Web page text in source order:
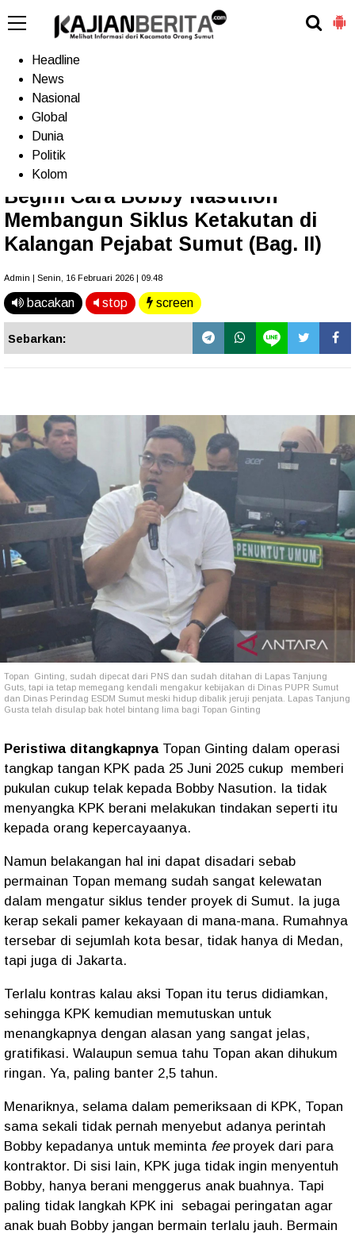
Home
Headline
News
Nasional
Global
Dunia
Politik
Kolom
Terkini
Begini Cara Bobby Nasution
Membangun Siklus Ketakutan di
Kalangan Pejabat Sumut (Bag. II)
Admin | Senin, 16 Februari 2026 | 09.48
bacakan stop screen
Sebarkan:
Topan Ginting, sudah dipecat dari PNS dan sudah ditahan di Lapas Tanjung
Guts, tapi ia tetap memegang kendali mengakur kebijakan di Dinas PUPR Sumut
dan Dinas Perindag ESDM Sumut meski hidup dibalik jeruji penjata. Lapas Tanjung
Gusta telah disulap bak hotel bintang lima bagi Topan Ginting
Peristiwa ditangkapnya Topan Ginting dalam operasi
tangkap tangan KPK pada 25 Juni 2025 cukup memberi
pukulan cukup telak kepada Bobby Nasution. Ia tidak
menyangka KPK berani melakukan tindakan seperti itu
kepada orang kepercayaanya.
Namun belakangan hal ini dapat disadari sebab
permainan Topan memang sudah sangat kelewatan
dalam mengatur siklus tender proyek di Sumut. Ia juga
kerap sekali pamer kekayaan di mana-mana. Rumahnya
tersebar di sejumlah kota besar, tidak hanya di Medan,
tapi juga di Jakarta.
Terlalu kontras kalau aksi Topan itu terus didiamkan,
sehingga KPK kemudian memutuskan untuk
menangkapnya dengan alasan yang sangat jelas,
gratifikasi. Walaupun semua tahu Topan akan dihukum
ringan. Ya, paling banter 2,5 tahun.
Menariknya, selama dalam pemeriksaan di KPK, Topan
sama sekali tidak pernah menyebut adanya perintah
Bobby kepadanya untuk meminta feeproyek dari para
kontraktor. Di sisi lain, KPK juga tidak ingin menyentuh
Bobby, hanya berani menggerus anak buahnya. Tapi
paling tidak langkah KPK ini sebagai peringatan agar
anak buah Bobby jangan bermain terlalu jauh. Bermain